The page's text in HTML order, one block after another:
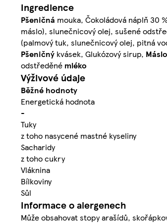
Ingredience
Pšeničná mouka, Čokoládová náplň 30
máslo), slunečnicový olej, sušené
(palmový tuk, slunečnicový olej, pitná
Pšeničný kvásek, Glukózový sirup, Máslo
odstředěné mléko
Výživové údaje
Běžné hodnoty
Energetická hodnota
-
Tuky
z toho nasycené mastné kyseliny
Sacharidy
z toho cukry
Vláknina
Bílkoviny
Sůl
Informace o alergenech
Může obsahovat stopy arašídů,